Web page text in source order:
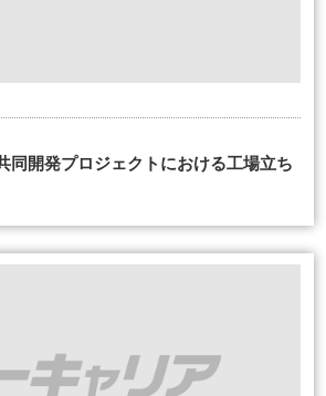
同開発プロジェクトにおける工場立ち